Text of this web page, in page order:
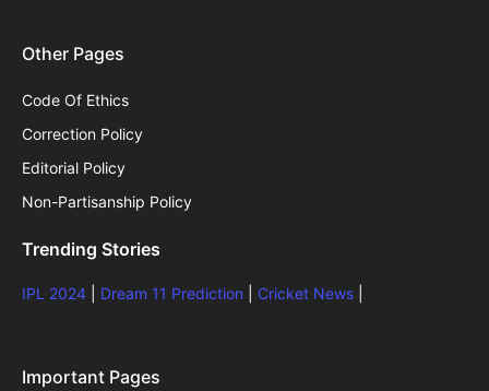
Other Pages
Code Of Ethics
Correction Policy
Editorial Policy
Non-Partisanship Policy
Trending Stories
IPL 2024 Dream 11 Prediction Cricket News
Important Pages